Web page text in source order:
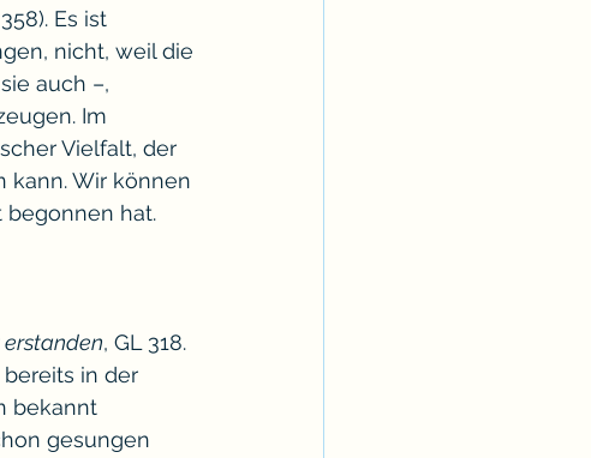
Es ist
nicht, weil die
auch –,
Im
Vielfalt, der
kann. Wir können
begonnen hat.
erstanden, GL 318.
in der
bekannt
gesungen